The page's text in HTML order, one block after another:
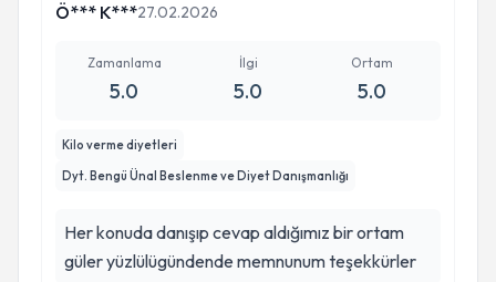
Ö*** K***27.02.2026
Zamanlama
5.0
İlgi
5.0
Ortam
5.0
Kilo verme diyetleri
Dyt. Bengü Ünal Beslenme ve Diyet Danışmanlığı
Her konuda danışıp cevap aldığımız bir ortam
güler yüzlülügündende memnunum teşekkürler